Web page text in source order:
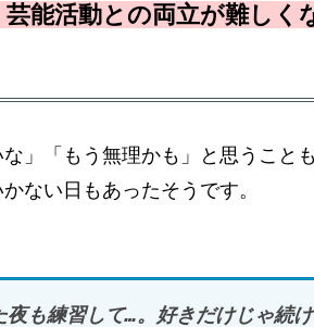
能活動との両立が難しく
」「もう無理かも」と思うこと
ない日もあったそうです。
夜も練習して…。好きだけじゃ続